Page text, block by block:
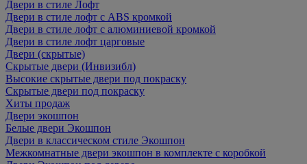
Двери в стиле Лофт
Двери в стиле лофт с ABS кромкой
Двери в стиле лофт с алюминиевой кромкой
Двери в стиле лофт царговые
Двери (скрытые)
Скрытые двери (Инвизибл)
Высокие скрытые двери под покраску
Скрытые двери под покраску
Хиты продаж
Двери экошпон
Белые двери Экошпон
Двери в классическом стиле Экошпон
Межкомнатные двери экошпон в комплекте с коробкой